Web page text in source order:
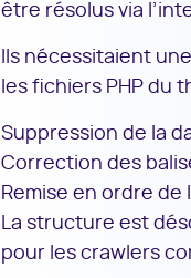
être résolus via
Ils nécessitaient
les fichiers PHP du
Suppression de la
Correction des
Remise en ordre
La structure est
pour les crawlers